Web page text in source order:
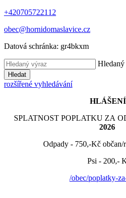
+420705722112
obec@hornidomaslavice.cz
Datová schránka: gr4bkxm
Hledat
rozšířené vyhledávání
SPLATNOST POPLATKU ZA
2026
Odpady - 750,-Kč
Psi - 200,-
/obec/poplatky-